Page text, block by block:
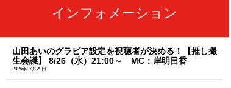
インフォメーション
山田あいのグラビア設定を視聴者が決める！【推し撮
生会議】 8/26（水）21:00～ MC：岸明日香
2026年07月29日